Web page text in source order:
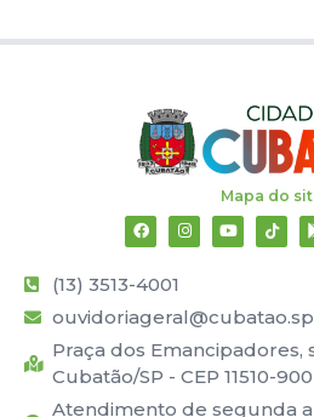
Mapa do
(13) 3513-4001
Praça dos Emancipadores,
Cubatão/SP - CEP 11510-900
Atendimento de segunda a